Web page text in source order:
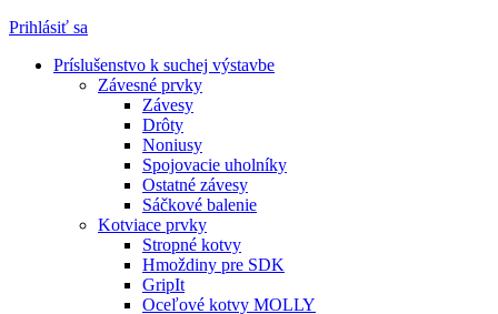
Prihlásiť sa
Príslušenstvo k suchej výstavbe
Závesné prvky
Závesy
Drôty
Noniusy
Spojovacie uholníky
Ostatné závesy
Sáčkové balenie
Kotviace prvky
Stropné kotvy
Hmoždiny pre SDK
GripIt
Oceľové kotvy MOLLY